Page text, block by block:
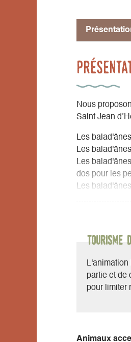
Nous
Saint Jean
Les
Les
Les
dos pour les
Les
Tourisme
L'animation
partie et de
pour limiter
Animaux